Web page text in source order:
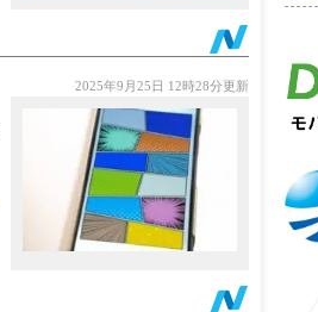
2025年9月25日 12時28分更新